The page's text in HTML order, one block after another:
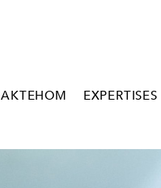
AKTEHOM EXPERTISES